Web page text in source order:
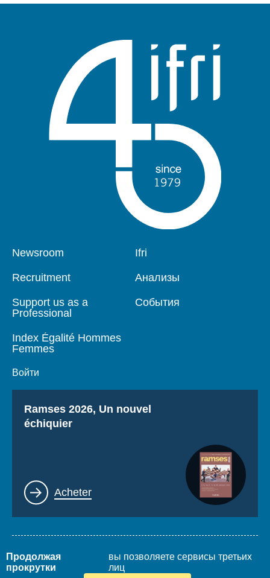
Pied
Newsroom
Recruitment
Support us as a
Professional
Index Égalité Hommes
Femmes
Войти
Navigation
Ifri
Анализы
События
Titre
Ramses 2026, Un nouvel
échiquier
Lien
Acheter
Mentions légalesPlan du site
www.thierrydemontbrial.comWorld Policy Conference
Продолжая
прокрутки
вы позволяете сервисы третьих
лиц